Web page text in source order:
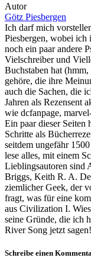
Autor
Götz Piesbergen
Ich darf mich
Piesbergen, wobei ich
noch ein paar andere
Vielschreiber und
Buchstaben hat
gehöre, die ihre
auch die Sachen, die
Jahren als Rezensent
wie dcfanpage,
Ein paar dieser Seiten
Schritte als
seitdem ungefähr
lese alles, mit einem
Lieblingsautoren sind
Briggs, Keith R. A.
ziemlicher Geek, der
fragt, was für eine
aus Civilization I.
seine Gründe, die ich
River Song jetzt
Schreibe einen